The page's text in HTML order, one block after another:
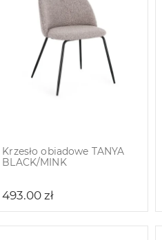
Krzesło obiadowe TANYA
BLACK/MINK
493.00zł